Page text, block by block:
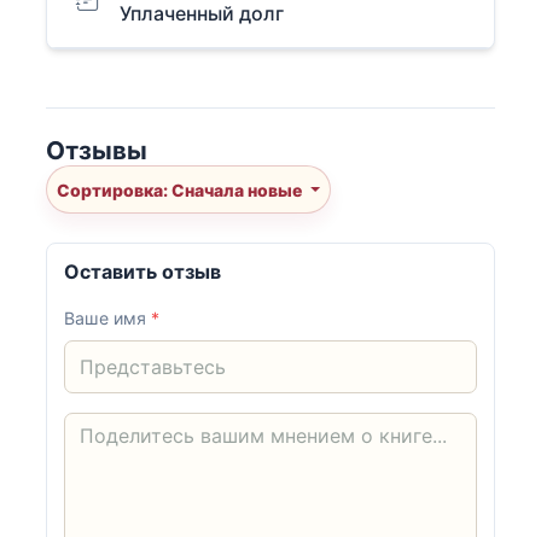
Уплаченный долг
Отзывы
Сортировка: Сначала новые
Оставить отзыв
Ваше имя *